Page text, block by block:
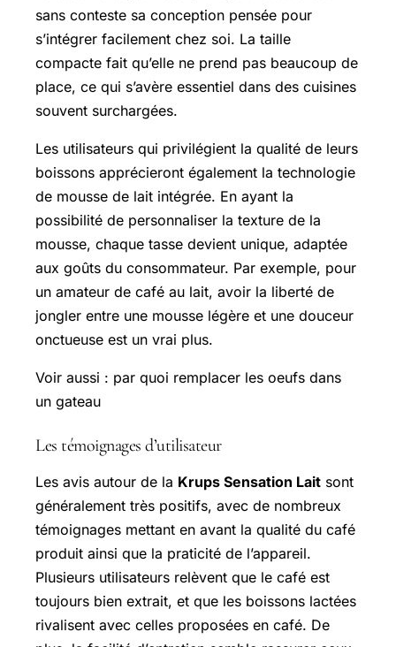
sans conteste sa conception pensée pour
s’intégrer facilement chez soi. La taille
compacte fait qu’elle ne prend pas beaucoup de
place, ce qui s’avère essentiel dans des cuisines
souvent surchargées.
Les utilisateurs qui privilégient la qualité de leurs
boissons apprécieront également la technologie
de mousse de lait intégrée. En ayant la
possibilité de personnaliser la texture de la
mousse, chaque tasse devient unique, adaptée
aux goûts du consommateur. Par exemple, pour
un amateur de café au lait, avoir la liberté de
jongler entre une mousse légère et une douceur
onctueuse est un vrai plus.
Voir aussi : par quoi remplacer les oeufs dans
un gateau
Les témoignages d’utilisateur
Les avis autour de la Krups Sensation Lait sont
généralement très positifs, avec de nombreux
témoignages mettant en avant la qualité du café
produit ainsi que la praticité de l’appareil.
Plusieurs utilisateurs relèvent que le café est
toujours bien extrait, et que les boissons lactées
rivalisent avec celles proposées en café. De